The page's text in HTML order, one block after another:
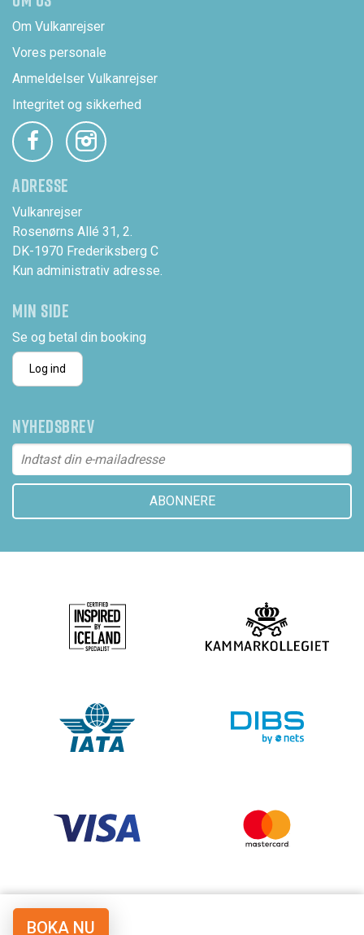
BOKA NU
Om Vulkanrejser
Vores personale
Anmeldelser Vulkanrejser
Integritet og sikkerhed
ADRESSE
Vulkanrejser
Rosenørns Allé 31, 2.
DK-1970 Frederiksberg C
Kun administrativ adresse.
MIN SIDE
Se og betal din booking
Log ind
NYHEDSBREV